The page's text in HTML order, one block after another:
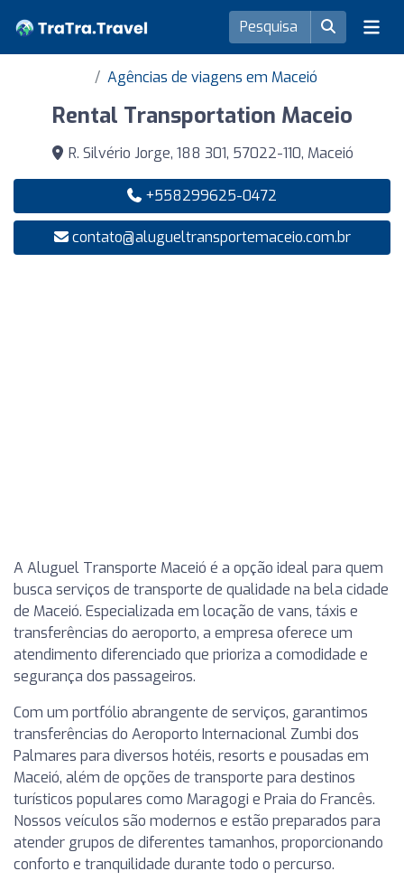
Agências de viagens em Maceió
Rental Transportation Maceio
R. Silvério Jorge, 188 301, 57022-110, Maceió
+558299625-0472
contato@alugueltransportemaceio.com.br
A Aluguel Transporte Maceió é a opção ideal para quem
busca serviços de transporte de qualidade na bela cidade
de Maceió. Especializada em locação de vans, táxis e
transferências do aeroporto, a empresa oferece um
atendimento diferenciado que prioriza a comodidade e
segurança dos passageiros.
Com um portfólio abrangente de serviços, garantimos
transferências do Aeroporto Internacional Zumbi dos
Palmares para diversos hotéis, resorts e pousadas em
Maceió, além de opções de transporte para destinos
turísticos populares como Maragogi e Praia do Francês.
Nossos veículos são modernos e estão preparados para
atender grupos de diferentes tamanhos, proporcionando
conforto e tranquilidade durante todo o percurso.